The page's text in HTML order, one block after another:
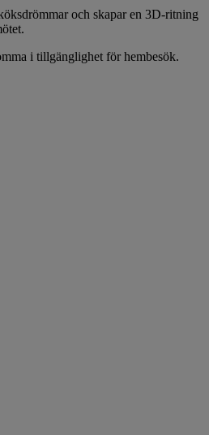
och skapar en 3D-ritning
i tillgänglighet för hembesök.